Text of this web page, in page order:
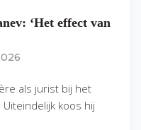
‘Het effect van
als jurist bij het
koos hij